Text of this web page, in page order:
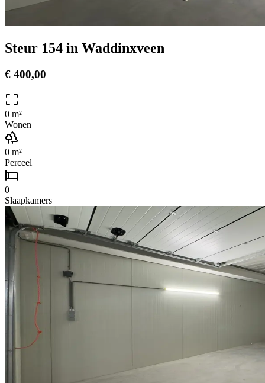
Steur 154 in Waddinxveen
€ 400,00
0 m²
Wonen
0 m²
Perceel
0
Slaapkamers